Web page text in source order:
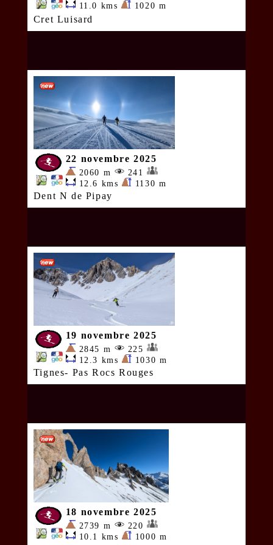
11.0 kms
1020 m
Cret Luisard
22 novembre 2025
2060 m
241
12.6 kms
1130 m
Dent N de Pipay
19 novembre 2025
2845 m
225
12.3 kms
1030 m
Tignes- Pas Rocs Rouges
18 novembre 2025
2739 m
220
10.1 kms
1000 m